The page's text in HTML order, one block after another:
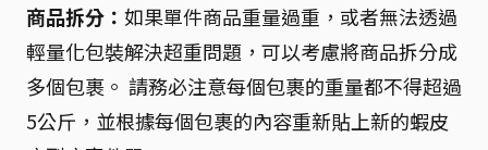
商品拆分： 如果單件商品重量過重，或者無法透過
輕量化包裝解決超重問題，可以考慮將商品拆分成
多個包裹。 請務必注意每個包裹的重量都不得超過
5公斤，並根據每個包裹的內容重新貼上新的蝦皮